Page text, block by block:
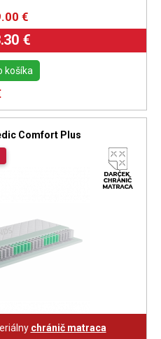
€
€
Comfort Plus
chránič matraca